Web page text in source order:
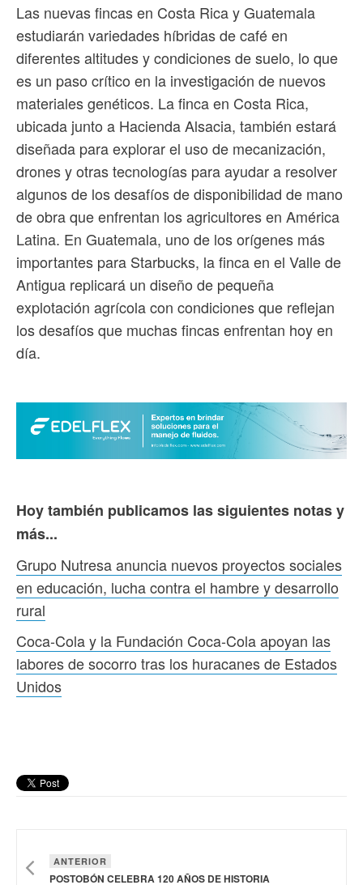
Las nuevas fincas en Costa Rica y Guatemala
estudiarán variedades híbridas de café en
diferentes altitudes y condiciones de suelo, lo que
es un paso crítico en la investigación de nuevos
materiales genéticos. La finca en Costa Rica,
ubicada junto a Hacienda Alsacia, también estará
diseñada para explorar el uso de mecanización,
drones y otras tecnologías para ayudar a resolver
algunos de los desafíos de disponibilidad de mano
de obra que enfrentan los agricultores en América
Latina. En Guatemala, uno de los orígenes más
importantes para Starbucks, la finca en el Valle de
Antigua replicará un diseño de pequeña
explotación agrícola con condiciones que reflejan
los desafíos que muchas fincas enfrentan hoy en
día.
Hoy también publicamos las siguientes notas y
más...
Grupo Nutresa anuncia nuevos proyectos sociales
en educación, lucha contra el hambre y desarrollo
rural
Coca-Cola y la Fundación Coca-Cola apoyan las
labores de socorro tras los huracanes de Estados
Unidos
ANTERIOR
POSTOBÓN CELEBRA 120 AÑOS DE HISTORIA